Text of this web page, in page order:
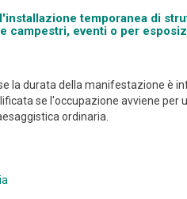
temporanea di
eventi o per
la durata della manifestazione è
se l'occupazione avviene per
ordinaria.